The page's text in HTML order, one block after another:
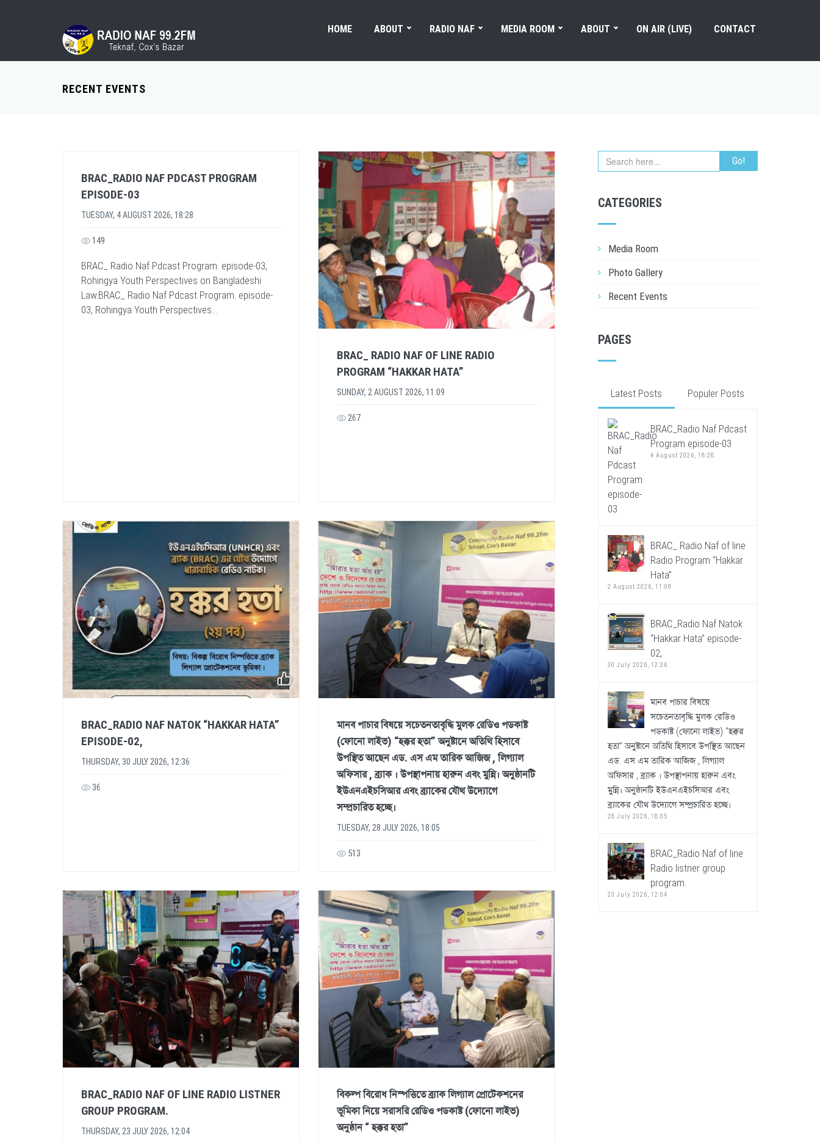
HOME ABOUT RADIO NAF MEDIA ROOM ABOUT ON AIR (LIVE) CONTACT
RECENT EVENTS
BRAC_RADIO NAF PDCAST PROGRAM
EPISODE-03
TUESDAY, 4 AUGUST 2026, 18:28
149
BRAC_ Radio Naf Pdcast Program. episode-03,
Rohingya Youth Perspectives on Bangladeshi
Law.BRAC_ Radio Naf Pdcast Program. episode-
03, Rohingya Youth Perspectives...
BRAC_ RADIO NAF OF LINE RADIO
PROGRAM “HAKKAR HATA”
SUNDAY, 2 AUGUST 2026, 11:09
267
BRAC_RADIO NAF NATOK “HAKKAR HATA”
EPISODE-02,
THURSDAY, 30 JULY 2026, 12:36
36
মানব পাচার বিষয়ে সচেতনতাবৃদ্ধি মুলক রেডিও পডকাষ্ট
(ফোনো লাইভ) “হক্কর হতা” অনুষ্টানে অতিথি হিসাবে
উপস্থিত আছেন এড. এস এম তারিক আজিজ , লিগ্যাল
অফিসার , ব্র্যাক । উপস্থাপনায় হারুন এবং মুন্নি। অনুষ্ঠানটি
ইউএনএইচসিআর এবং ব্র্যাকের যৌথ উদ্যোগে
সম্প্রচারিত হচ্ছে।
TUESDAY, 28 JULY 2026, 18:05
513
BRAC_RADIO NAF OF LINE RADIO LISTNER
GROUP PROGRAM.
THURSDAY, 23 JULY 2026, 12:04
বিকল্প বিরোধ নিস্পত্তিতে ব্র্যাক লিগ্যাল প্রোটেকশনের
ভূমিকা নিয়ে সরাসরি রেডিও পডকাষ্ট (ফোনো লাইভ)
অনুষ্ঠান “ হক্কর হতা”
CATEGORIES
Media Room
Photo Gallery
Recent Events
PAGES
Latest Posts Populer Posts
BRAC_Radio Naf Pdcast
Program episode-03
4 August 2026, 18:28
BRAC_ Radio Naf of line
Radio Program “Hakkar
Hata”
2 August 2026, 11:09
BRAC_Radio Naf Natok
“Hakkar Hata” episode-
02,
30 July 2026, 12:36
মানব পাচার বিষয়ে
সচেতনতাবৃদ্ধি মুলক রেডিও
পডকাষ্ট (ফোনো লাইভ) “হক্কর
হতা” অনুষ্টানে অতিথি হিসাবে উপস্থিত আছেন
এড. এস এম তারিক আজিজ , লিগ্যাল
অফিসার , ব্র্যাক । উপস্থাপনায় হারুন এবং
মুন্নি। অনুষ্ঠানটি ইউএনএইচসিআর এবং
ব্র্যাকের যৌথ উদ্যোগে সম্প্রচারিত হচ্ছে।
28 July 2026, 18:05
BRAC_Radio Naf of line
Radio listner group
program.
23 July 2026, 12:04